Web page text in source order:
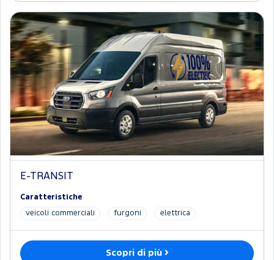
E-TRANSIT
Caratteristiche
veicoli commerciali furgoni elettrica
Scopri di più